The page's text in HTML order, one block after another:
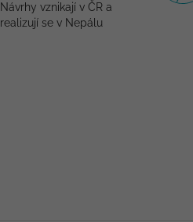
Návrhy vznikají v ČR a
realizují se v Nepálu